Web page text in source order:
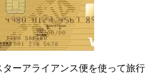
ーアライアンス便を使って旅行